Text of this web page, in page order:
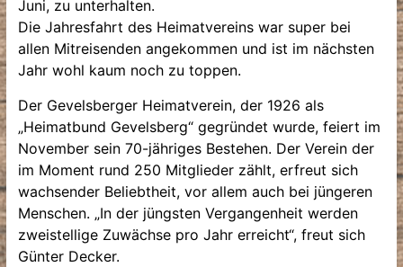
Juni, zu unterhalten.
Die Jahresfahrt des Heimatvereins war super bei
allen Mitreisenden angekommen und ist im nächsten
Jahr wohl kaum noch zu toppen.
Der Gevelsberger Heimatverein, der 1926 als
„Heimatbund Gevelsberg“ gegründet wurde, feiert im
November sein 70-jähriges Bestehen. Der Verein der
im Moment rund 250 Mitglieder zählt, erfreut sich
wachsender Beliebtheit, vor allem auch bei jüngeren
Menschen. „In der jüngsten Vergangenheit werden
zweistellige Zuwächse pro Jahr erreicht“, freut sich
Günter Decker.